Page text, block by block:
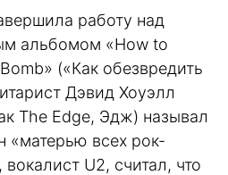
работу над
альбомом «How to
(«Как обезвредить
Дэвид Хоуэлл
The Edge, Эдж) называл
«матерью всех рок-
U2, считал, что